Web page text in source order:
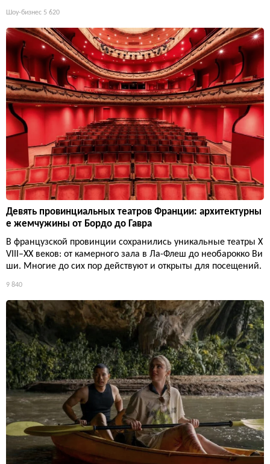
Шоу-бизнес 5 620
Девять провинциальных театров Франции: архитектурны
е жемчужины от Бордо до Гавра
В французской провинции сохранились уникальные театры X
VIII–XX веков: от камерного зала в Ла-Флеш до необарокко Ви
ши. Многие до сих пор действуют и открыты для посещений.
9 840